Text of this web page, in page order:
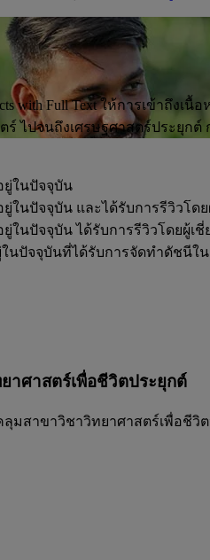
with Full Text ให้การเข้าถึ
ไปจนถึงเศรษฐศาสตร์ประยุก
ยู่ในปัจจุบัน
ในปัจจุบัน และได้รับการรีวิวโด
ในปัจจุบัน ได้รับการรีวิวโดยผู้
จจุบันที่ได้รับการจัดทำดัชนีใน
ศาสตร์เพื่อชีวิตประยุกต์
ลุมสาขาวิชาวิทยาศาสตร์เพื่อชี